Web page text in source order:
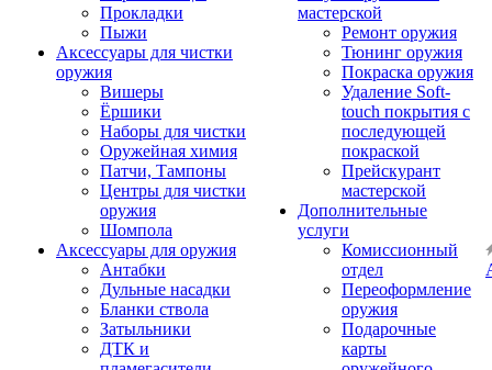
Прокладки
Пыжи
Аксессуары для чистки
оружия
Вишеры
Ёршики
Наборы для чистки
Оружейная химия
Патчи, Тампоны
Центры для чистки
оружия
Шомпола
Аксессуары для оружия
Антабки
Дульные насадки
Бланки ствола
Затыльники
ДТК и
мастерской
Ремонт оружия
Тюнинг оружия
Покраска оружия
Удаление Soft-
touch покрытия с
последующей
покраской
Прейскурант
мастерской
Дополнительные
услуги
Комиссионный
отдел
Переоформление
оружия
Подарочные
карты